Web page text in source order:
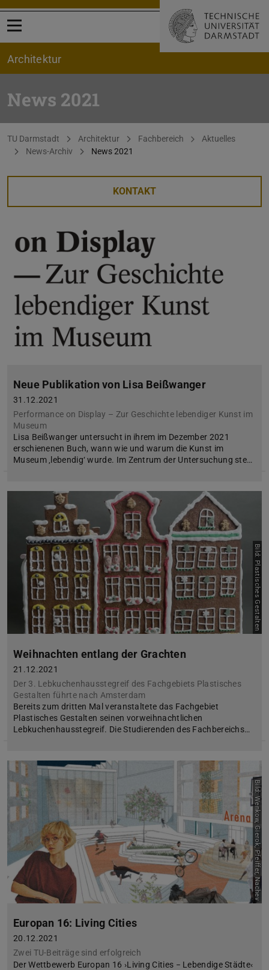
Menü öffnen
Architektur
News 2021
Sie befinden sich hier:
TU Darmstadt Architektur Fachbereich
Aktuelles
News-Archiv
News 2021
KONTAKT
Neue Publikation von Lisa Beißwanger
31.12.2021
Performance on Display – Zur Geschichte lebendiger Kunst im
Museum
Lisa Beißwanger untersucht in ihrem im Dezember 2021
erschienenen Buch, wann wie und warum die Kunst im
Museum ‚lebendig‘ wurde. Im Zentrum der Untersuchung ste…
Bild: Plastisches Gestalten
Weihnachten entlang der Grachten
21.12.2021
Der 3. Lebkuchenhausstegreif des Fachgebiets Plastisches
Gestalten führte nach Amsterdam
Bereits zum dritten Mal veranstaltete das Fachgebiet
Plastisches Gestalten seinen vorweihnachtlichen
Lebkuchenhausstegreif. Die Studierenden des Fachbereichs…
Bild: Wenkow, Gierok, Pfeiffer, Nachev
Europan 16: Living Cities
20.12.2021
Zwei TU-Beiträge sind erfolgreich
Der Wettbewerb Europan 16 ›Living Cities − Lebendige Städte‹